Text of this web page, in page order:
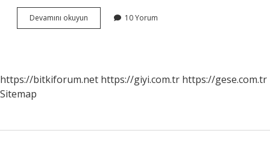
Devamını okuyun
Iletişim
10 Yorum
https://bitkiforum.net https://giyi.com.tr https://gese.com.tr
Sitemap